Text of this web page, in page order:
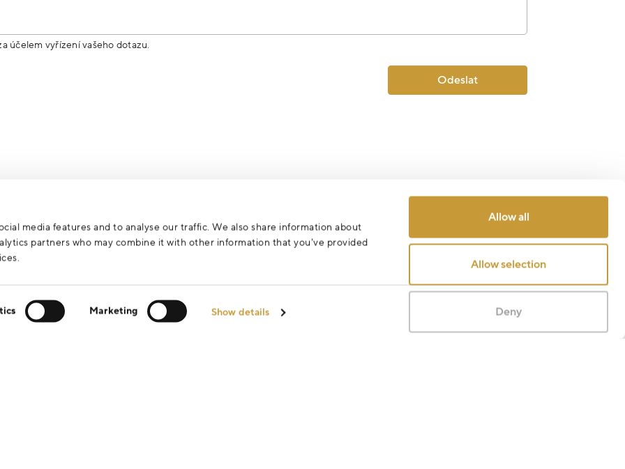
media features and to analyse our traffic. We also share information about
partners who may combine it with other information that you’ve provided
Marketing Show details
Allow all
Allow selection
Deny
účelem vyřízení vašeho dotazu.
Odeslat